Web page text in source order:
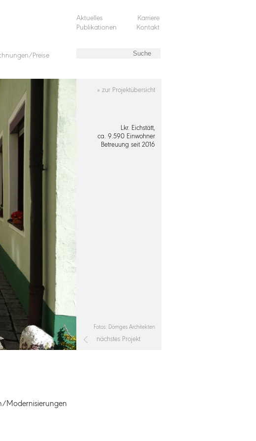
Preise
Aktuelles
Karriere
Publikationen
Kontakt
» zur Projektübersicht
Lkr. Eichstätt,
ca. 9.590 Einwohner
Betreuung seit 2016
Fotos: Dömges Architekten
nächstes Projekt
Modernisierungen